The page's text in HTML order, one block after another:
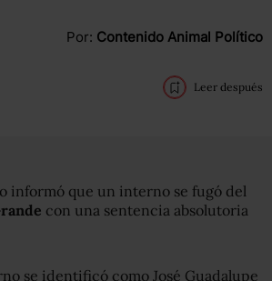
Por: Contenido Animal Político
Leer después
informó que un interno se fugó del
con una sentencia absolutoria
se identificó como José Guadalupe